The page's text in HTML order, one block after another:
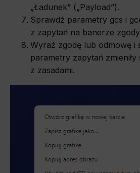
„Ładunek” („Payload”).
Sprawdź parametry gcs i
z zapytań na banerze
Wyraź zgodę lub odmowę i
parametry zapytań zmieniły
z zasadami.